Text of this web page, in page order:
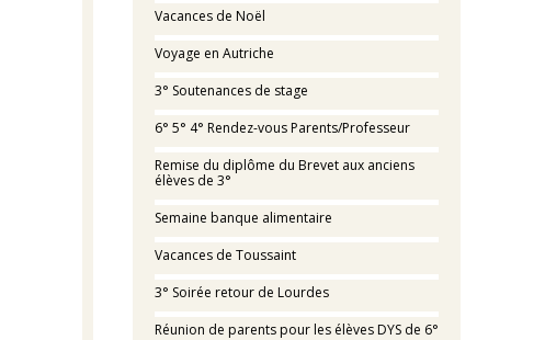
Vacances de Noël
Voyage en Autriche
3° Soutenances de stage
6° 5° 4° Rendez-vous Parents/Professeur
Remise du diplôme du Brevet aux anciens
élèves de 3°
Semaine banque alimentaire
Vacances de Toussaint
3° Soirée retour de Lourdes
Réunion de parents pour les élèves DYS de 6°